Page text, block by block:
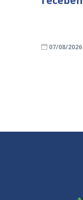
07/08/